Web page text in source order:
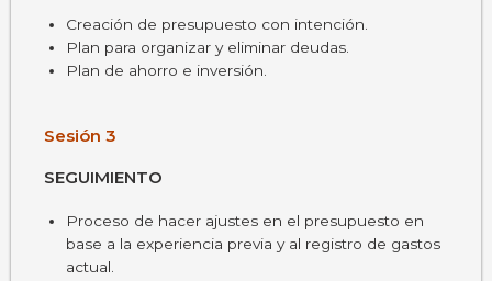
Creación de presupuesto con intención.
Plan para organizar y eliminar deudas.
Plan de ahorro e inversión.
Sesión 3
SEGUIMIENTO
Proceso de hacer ajustes en el presupuesto en
base a la experiencia previa y al registro de gastos
actual.